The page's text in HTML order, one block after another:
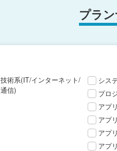
プラ
技術系(IT/インターネット/
通信)
シス
プロ
アプ
アプ
アプ
アプ